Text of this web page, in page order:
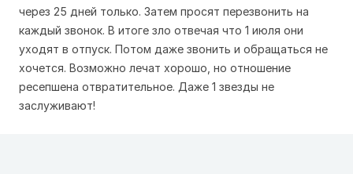
через 25 дней только. Затем просят перезвонить на
каждый звонок. В итоге зло отвечая что 1 июля они
уходят в отпуск. Потом даже звонить и обращаться не
хочется. Возможно лечат хорошо, но отношение
ресепшена отвратительное. Даже 1 звезды не
заслуживают!